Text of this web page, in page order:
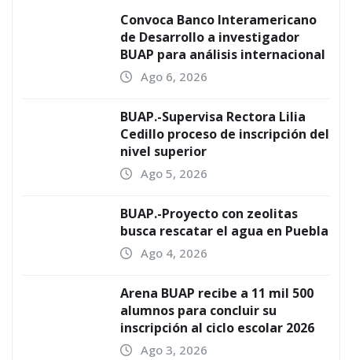
Convoca Banco Interamericano
de Desarrollo a investigador
BUAP para análisis internacional
Ago 6, 2026
BUAP.-Supervisa Rectora Lilia
Cedillo proceso de inscripción del
nivel superior
Ago 5, 2026
BUAP.-Proyecto con zeolitas
busca rescatar el agua en Puebla
Ago 4, 2026
Arena BUAP recibe a 11 mil 500
alumnos para concluir su
inscripción al ciclo escolar 2026
Ago 3, 2026